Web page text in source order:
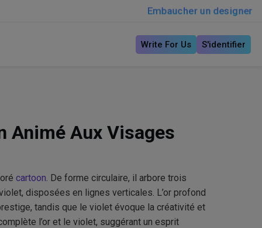
Embaucher un designer
Write For Us S'identifier
Animé Aux Visages
cartoon. De forme circulaire, il arbore trois
disposées en lignes verticales. L’or profond
tandis que le violet évoque la créativité et
l’or et le violet, suggérant un esprit